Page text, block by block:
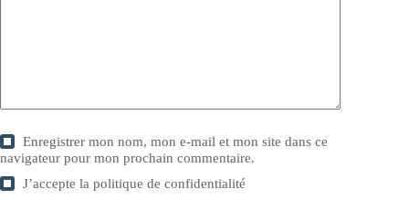
Enregistrer mon nom, mon e-mail et mon site dans ce
navigateur pour mon prochain commentaire.
J’accepte lapolitique de confidentialité